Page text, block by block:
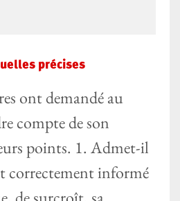
précises
ont demandé au
compte de son
points. 1. Admet-il
correctement informé